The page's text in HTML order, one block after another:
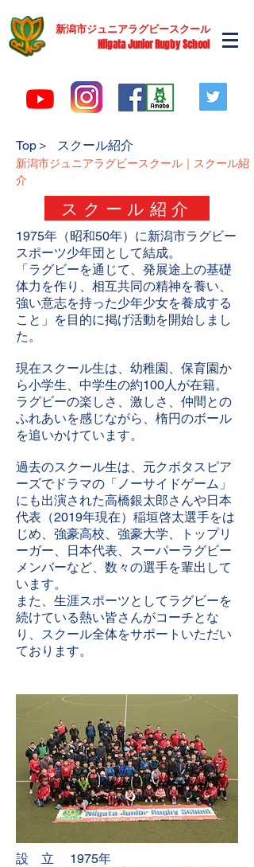
​新潟市ジュニアラグビースクール
Niigata Junior Rugby School
スクール紹介
​Top＞
新潟市ジュニアラグビースクール｜スクール紹
介
スクール紹介
1975年（昭和50年）に新潟市ラグビー
スポーツ少年団として結成。
「ラグビーを通じて、発展途上の基礎
体力を作り、相互共同の精神を養い、
強い意志を持った少年少女を養成する
こと」を目的に掲げ活動を開始しまし
た。
現在スクール生は、幼稚園、保育園か
ら小学生、中学生の約100人が在籍。
ラグビーの楽しさ、激しさ、仲間との
ふれあいを感じながら、楕円のボール
を追いかけています。
過去のスクール生は、元クボタスピア
ーズでドラマの「ノーサイドゲーム」
にも出演された高橋銀太郎さんや日本
代表（2019年現在）稲垣啓太選手をは
じめ、強豪高校、強豪大学、トップリ
ーガー、日本代表、スーパーラグビー
メンバーなど、数々の選手を輩出して
います。
また、生涯スポーツとしてラグビーを
続けている熱い皆さんがコーチとな
り、スクール全体をサポートいただい
ております。
設 立 1975年